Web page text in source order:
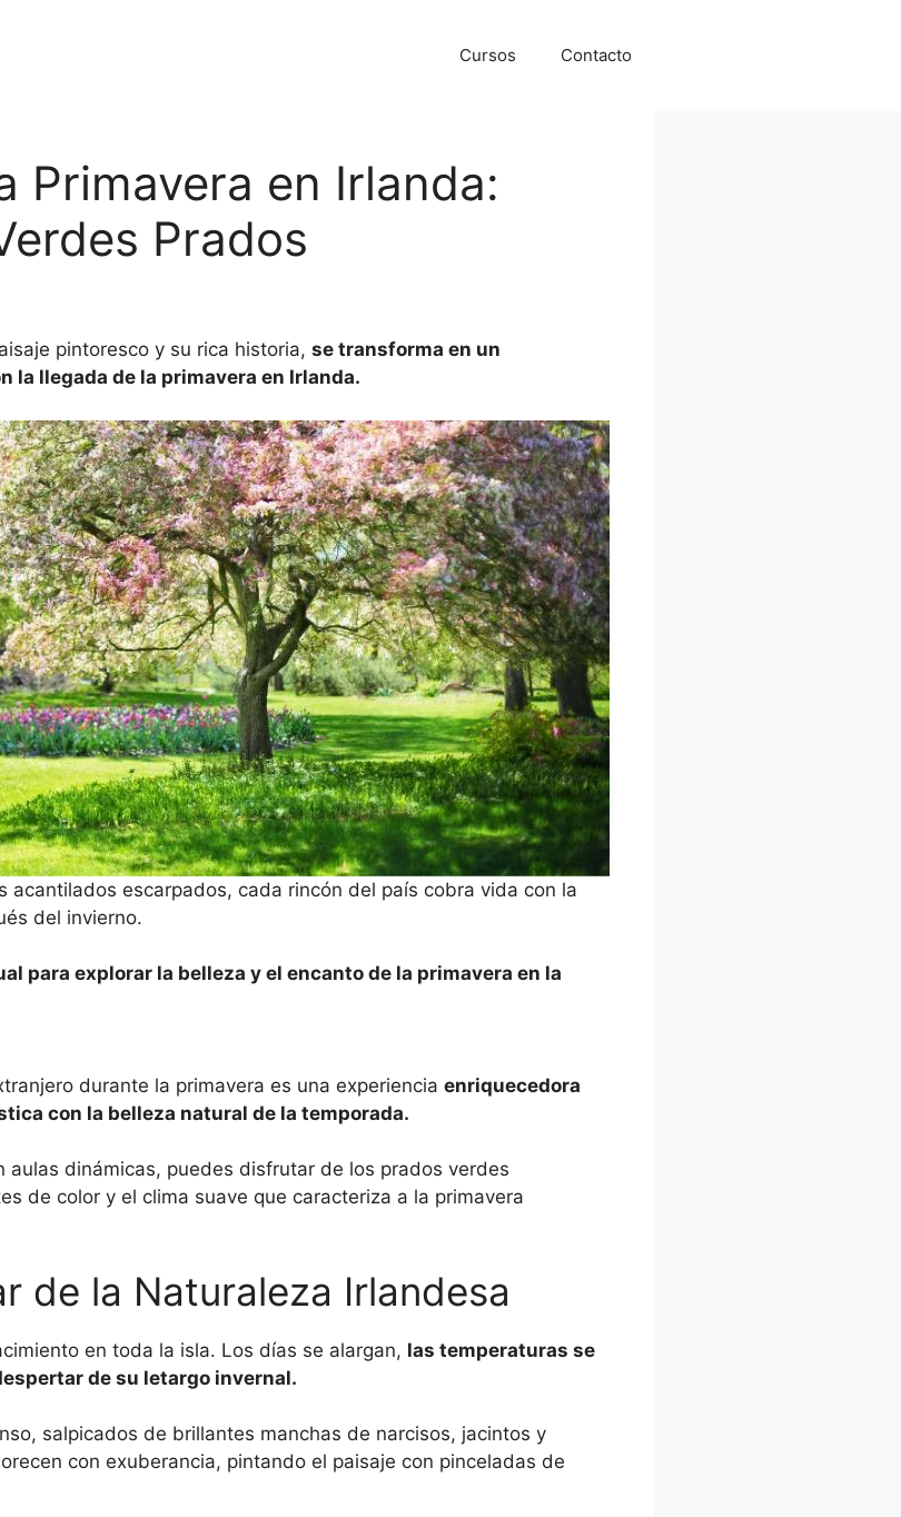
Cursos Contacto
Primavera en Irlanda:
Prados
pintoresco y su rica historia, se transforma en un
la llegada de la primavera en Irlanda.
acantilados escarpados, cada rincón del país cobra vida con la
del invierno.
para explorar la belleza y el encanto de la primavera en la
durante la primavera es una experiencia enriquecedora
con la belleza natural de la temporada.
aulas dinámicas, puedes disfrutar de los prados verdes
de color y el clima suave que caracteriza a la primavera
de la Naturaleza Irlandesa
en toda la isla. Los días se alargan, las temperaturas se
de su letargo invernal.
salpicados de brillantes manchas de narcisos, jacintos y
con exuberancia, pintando el paisaje con pinceladas de